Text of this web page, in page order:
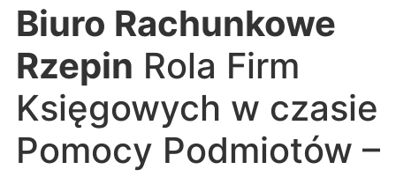
Biuro Rachunkowe
Rzepin Rola Firm
Księgowych w czasie
Pomocy Podmiotów –